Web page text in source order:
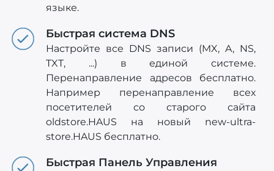
языке.
Быстрая система DNS
Настройте все DNS записи (MX, A, NS,
TXT, ...) в единой системе.
Перенаправление адресов бесплатно.
Например перенаправление всех
посетителей со старого сайта
oldstore.HAUS на новый new-ultra-
store.HAUS бесплатно.
Быстрая Панель Управления